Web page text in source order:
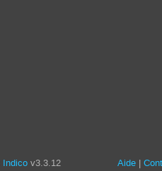
Indico v3.3.12 Aide